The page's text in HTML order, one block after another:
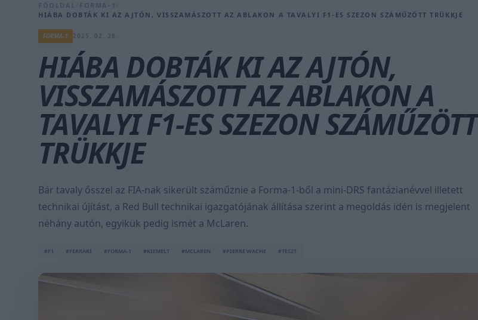
FŐOLDAL FORMA-1
HIÁBA DOBTÁK KI AZ AJTÓN, VISSZAMÁSZOTT AZ ABLAKON A TAVALYI F1-ES SZEZON SZÁMŰZÖTT TRÜKKJE
FORMA-1
HIÁBA DOBTÁK KI AZ AJTÓN,
VISSZAMÁSZOTT AZ ABLAKON A
TAVALYI F1-ES SZEZON SZÁMŰZÖTT
TRÜKKJE
Bár tavaly ősszel az FIA-nak sikerült száműznie a Forma-1-ből a mini-DRS fantázianévvel illetett
technikai újítást, a Red Bull technikai igazgatójának állítása szerint a megoldás idén is megjelent
néhány autón, egyikük pedig ismét a McLaren.
#F1 #FERRARI #FORMA-1 #KIEMELT #MCLAREN #PIERRE WACHE #TESZT